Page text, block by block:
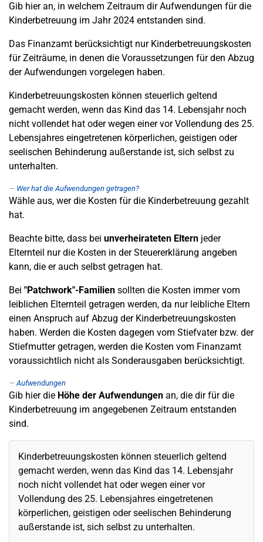
Gib hier an, in welchem Zeitraum dir Aufwendungen für die
Kinderbetreuung im Jahr 2024 entstanden sind.
Das Finanzamt berücksichtigt nur Kinderbetreuungskosten
für Zeiträume, in denen die Voraussetzungen für den Abzug
der Aufwendungen vorgelegen haben.
Kinderbetreuungskosten können steuerlich geltend
gemacht werden, wenn das Kind das 14. Lebensjahr noch
nicht vollendet hat oder wegen einer vor Vollendung des 25.
Lebensjahres eingetretenen körperlichen, geistigen oder
seelischen Behinderung außerstande ist, sich selbst zu
unterhalten.
Wer hat die Aufwendungen getragen?
Wähle aus, wer die Kosten für die Kinderbetreuung gezahlt
hat.
Beachte bitte, dass bei unverheirateten Eltern jeder
Elternteil nur die Kosten in der Steuererklärung angeben
kann, die er auch selbst getragen hat.
Bei "Patchwork"-Familien sollten die Kosten immer vom
leiblichen Elternteil getragen werden, da nur leibliche Eltern
einen Anspruch auf Abzug der Kinderbetreuungskosten
haben. Werden die Kosten dagegen vom Stiefvater bzw. der
Stiefmutter getragen, werden die Kosten vom Finanzamt
voraussichtlich nicht als Sonderausgaben berücksichtigt.
Aufwendungen
Gib hier die Höhe der Aufwendungen an, die dir für die
Kinderbetreuung im angegebenen Zeitraum entstanden
sind.
Kinderbetreuungskosten können steuerlich geltend
gemacht werden, wenn das Kind das 14. Lebensjahr
noch nicht vollendet hat oder wegen einer vor
Vollendung des 25. Lebensjahres eingetretenen
körperlichen, geistigen oder seelischen Behinderung
außerstande ist, sich selbst zu unterhalten.